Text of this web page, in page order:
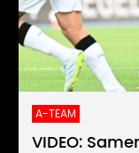
A-TEAM
VIDEO: